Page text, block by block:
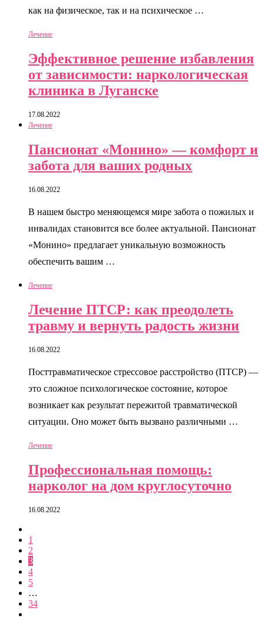
как на физическое, так и на психическое …
Лечение
Эффективное решение избавления
от зависимости: наркологическая
клиника в Луганске
17.08.2022
Лечение
Пансионат «Монино» — комфорт и
забота для ваших родных
16.08.2022
В нашем быстро меняющемся мире забота о пожилых и
инвалидах становится все более актуальной. Пансионат
«Монино» предлагает уникальную возможность
обеспечить вашим …
Лечение
Лечение ПТСР: как преодолеть
травму и вернуть радость жизни
16.08.2022
Посттравматическое стрессовое расстройство (ПТСР) —
это сложное психологическое состояние, которое
возникает как результат пережитой травматической
ситуации. Оно может быть вызвано различными …
Лечение
Профессиональная помощь:
нарколог на дом круглосуточно
16.08.2022
1
2
3
4
5
…
34